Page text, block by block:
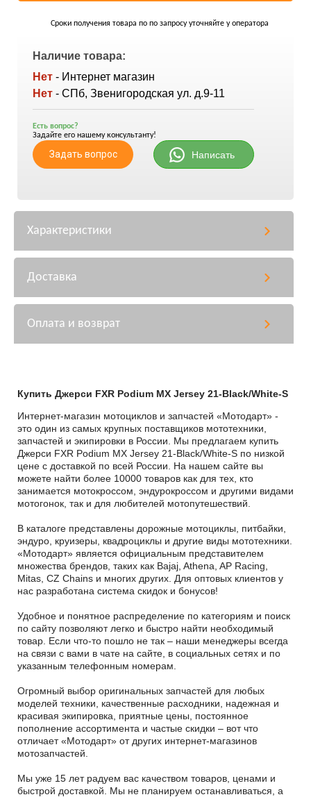
Сроки получения товара по по запросу уточняйте у оператора
Наличие товара:
Нет - Интернет магазин
Нет - СПб, Звенигородская ул. д.9-11
Есть вопрос?
Задайте его нашему консультанту!
Задать вопрос Написать
Характеристики
Доставка
Оплата и возврат
Купить Джерси FXR Podium MX Jersey 21-Black/White-S
Интернет-магазин мотоциклов и запчастей «Мотодарт» -
это один из самых крупных поставщиков мототехники,
запчастей и экипировки в России. Мы предлагаем купить
Джерси FXR Podium MX Jersey 21-Black/White-S по низкой
цене с доставкой по всей России. На нашем сайте вы
можете найти более 10000 товаров как для тех, кто
занимается мотокроссом, эндурокроссом и другими видами
мотогонок, так и для любителей мотопутешествий.
В каталоге представлены дорожные мотоциклы, питбайки,
эндуро, круизеры, квадроциклы и другие виды мототехники.
«Мотодарт» является официальным представителем
множества брендов, таких как Bajaj, Athena, AP Racing,
Mitas, CZ Chains и многих других. Для оптовых клиентов у
нас разработана система скидок и бонусов!
Удобное и понятное распределение по категориям и поиск
по сайту позволяют легко и быстро найти необходимый
товар. Если что-то пошло не так – наши менеджеры всегда
на связи с вами в чате на сайте, в социальных сетях и по
указанным телефонным номерам.
Огромный выбор оригинальных запчастей для любых
моделей техники, качественные расходники, надежная и
красивая экипировка, приятные цены, постоянное
пополнение ассортимента и частые скидки – вот что
отличает «Мотодарт» от других интернет-магазинов
мотозапчастей.
Мы уже 15 лет радуем вас качеством товаров, ценами и
быстрой доставкой. Мы не планируем останавливаться, а